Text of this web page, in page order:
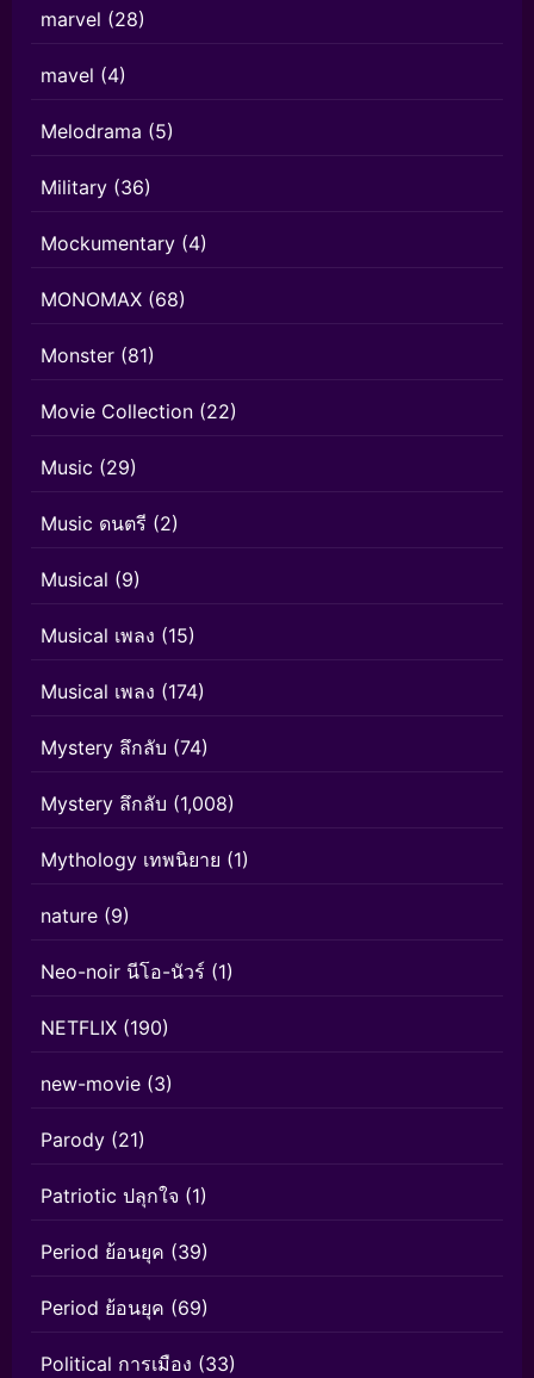
marvel (28)
mavel (4)
Melodrama (5)
Military (36)
Mockumentary (4)
MONOMAX (68)
Monster (81)
Movie Collection (22)
Music (29)
Music ดนตรี (2)
Musical (9)
Musical เพลง (15)
Musical เพลง (174)
Mystery ลึกลับ (74)
Mystery ลึกลับ (1,008)
Mythology เทพนิยาย (1)
nature (9)
Neo-noir นีโอ-นัวร์ (1)
NETFLIX (190)
new-movie (3)
Parody (21)
Patriotic ปลุกใจ (1)
Period ย้อนยุค (39)
Period ย้อนยุค (69)
Political การเมือง (33)